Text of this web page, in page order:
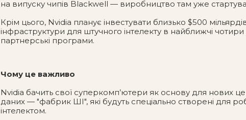
на випуску чипів Blackwell — виробництво там уже
Крім цього, Nvidia планує інвестувати близько $500
інфраструктури для штучного інтелекту в найближчі
партнерські програми.
Чому це важливо
Nvidia бачить свої суперкомп’ютери як основу для нових
даних — "фабрик ШІ", які будуть спеціально створені для
інтелектом.